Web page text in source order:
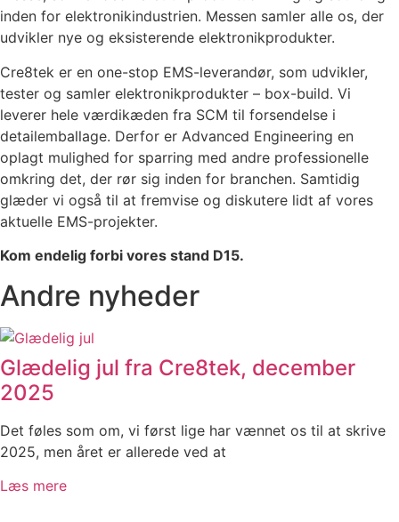
inden for elektronikindustrien. Messen samler alle os, der
udvikler nye og eksisterende elektronikprodukter.
Cre8tek er en one-stop EMS-leverandør, som udvikler,
tester og samler elektronikprodukter – box-build. Vi
leverer hele værdikæden fra SCM til forsendelse i
detailemballage. Derfor er Advanced Engineering en
oplagt mulighed for sparring med andre professionelle
omkring det, der rør sig inden for branchen. Samtidig
glæder vi også til at fremvise og diskutere lidt af vores
aktuelle EMS-projekter.
Kom endelig forbi vores stand D15.
Andre nyheder
Glædelig jul fra Cre8tek, december
2025
Det føles som om, vi først lige har vænnet os til at skrive
2025, men året er allerede ved at
Læs mere